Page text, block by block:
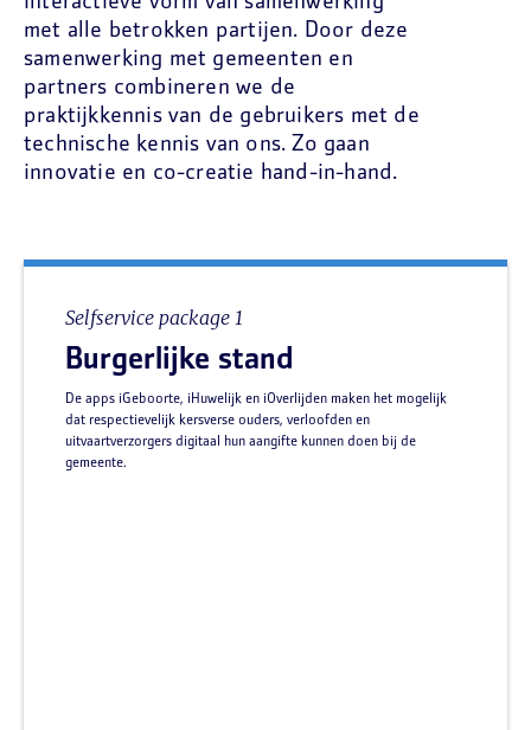
met alle betrokken partijen. Door deze
samenwerking met gemeenten en
partners combineren we de
praktijkkennis van de gebruikers met de
technische kennis van ons. Zo gaan
innovatie en co-creatie hand-in-hand.
Selfservice package 1
Burgerlijke stand
De apps iGeboorte, iHuwelijk en iOverlijden maken het mogelijk
dat respectievelijk kersverse ouders, verloofden en
uitvaartverzorgers digitaal hun aangifte kunnen doen bij de
gemeente.